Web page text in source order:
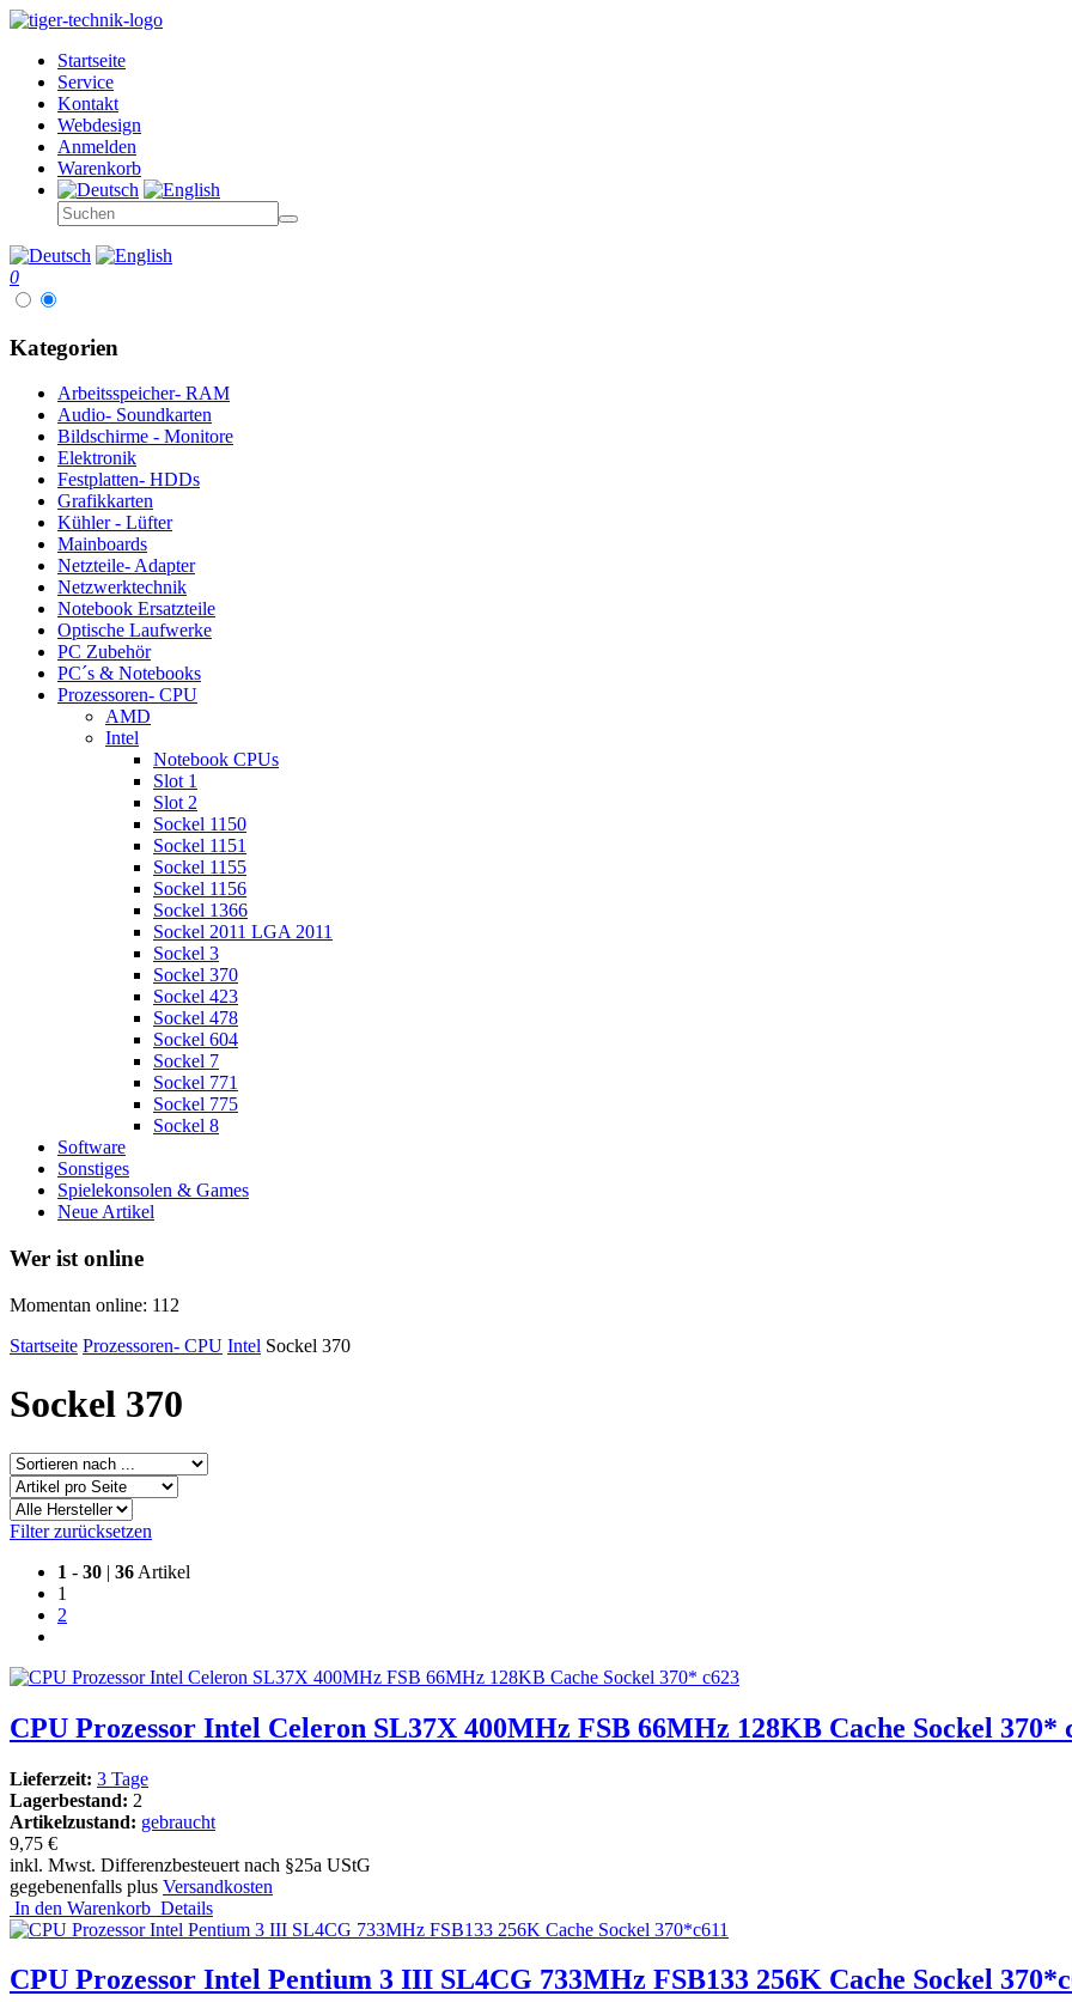
Startseite
Service
Kontakt
Webdesign
Anmelden
Warenkorb
0
Kategorien
Arbeitsspeicher- RAM
Audio- Soundkarten
Bildschirme - Monitore
Elektronik
Festplatten- HDDs
Grafikkarten
Kühler - Lüfter
Mainboards
Netzteile- Adapter
Netzwerktechnik
Notebook Ersatzteile
Optische Laufwerke
PC Zubehör
PC´s & Notebooks
Prozessoren- CPU
AMD
Intel
Notebook CPUs
Slot 1
Slot 2
Sockel 1150
Sockel 1151
Sockel 1155
Sockel 1156
Sockel 1366
Sockel 2011 LGA 2011
Sockel 3
Sockel 370
Sockel 423
Sockel 478
Sockel 604
Sockel 7
Sockel 771
Sockel 775
Sockel 8
Software
Sonstiges
Spielekonsolen & Games
Neue Artikel
Wer ist online
Momentan online: 112
Startseite Prozessoren- CPU Intel Sockel 370
Sockel 370
Filter zurücksetzen
1 - 30 | 36 Artikel
1
2
CPU Prozessor Intel Celeron SL37X 400MHz FSB 66MHz 128KB Cache Sockel 370*
Lieferzeit: 3 Tage
Lagerbestand: 2
Artikelzustand: gebraucht
9,75 €
inkl. Mwst. Differenzbesteuert nach §25a UStG
gegebenenfalls plus Versandkosten
In den Warenkorb Details
CPU Prozessor Intel Pentium 3 III SL4CG 733MHz FSB133 256K Cache Sockel